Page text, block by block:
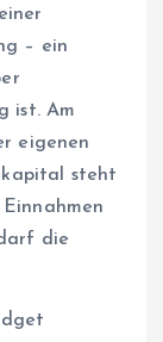
– ein
ist. Am
eigenen
steht
die